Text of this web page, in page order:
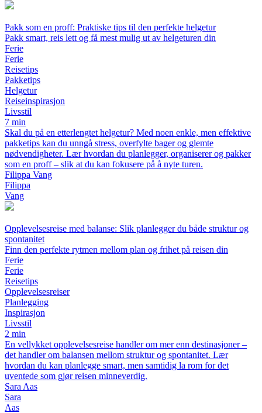
Pakk som en proff: Praktiske tips til den perfekte helgetur
Pakk smart, reis lett og få mest mulig ut av helgeturen din
Ferie
Ferie
Reisetips
Pakketips
Helgetur
Reiseinspirasjon
Livsstil
7 min
Skal du på en etterlengtet helgetur? Med noen enkle, men effektive
pakketips kan du unngå stress, overfylte bager og glemte
nødvendigheter. Lær hvordan du planlegger, organiserer og pakker
som en proff – slik at du kan fokusere på å nyte turen.
Filippa Vang
Filippa
Vang
Opplevelsesreise med balanse: Slik planlegger du både struktur og
spontanitet
Finn den perfekte rytmen mellom plan og frihet på reisen din
Ferie
Ferie
Reisetips
Opplevelsesreiser
Planlegging
Inspirasjon
Livsstil
2 min
En vellykket opplevelsesreise handler om mer enn destinasjoner –
det handler om balansen mellom struktur og spontanitet. Lær
hvordan du kan planlegge smart, men samtidig la rom for det
uventede som gjør reisen minneverdig.
Sara Aas
Sara
Aas